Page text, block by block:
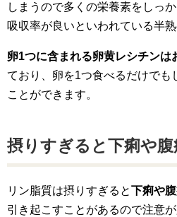
しまうので多くの栄養素をしっ
吸収率が良いといわれている半
卵1つに含まれる卵黄レシチンは
ており、卵を1つ食べるだけでも
ことができます。
摂りすぎると下痢や腹
リン脂質は摂りすぎると下痢や
引き起こすことがあるので注意